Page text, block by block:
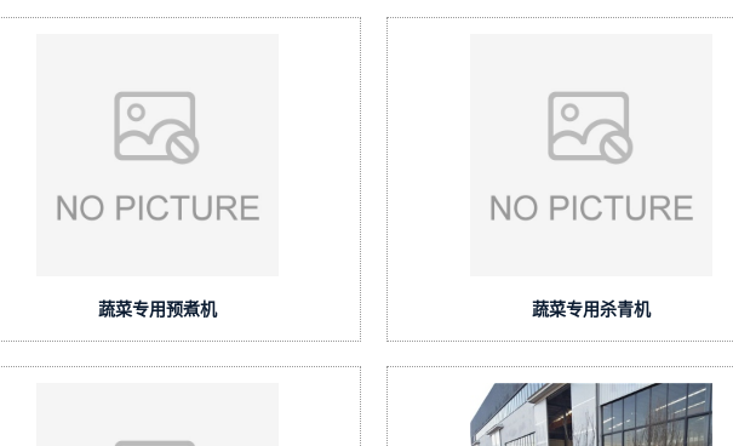
蔬菜专用预煮机 蔬菜专用杀青机